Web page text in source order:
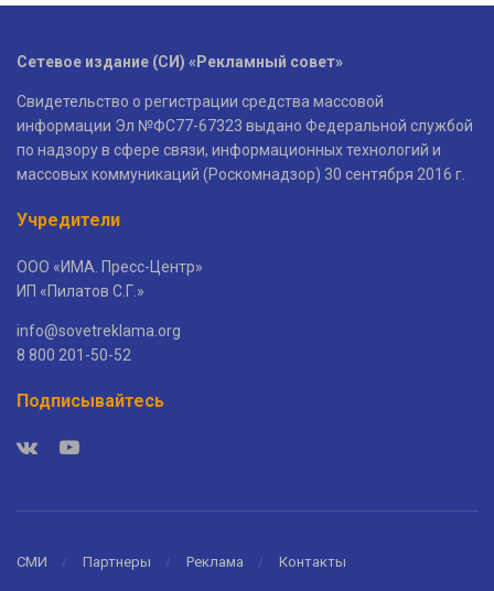
Сетевое издание (СИ) «Рекламный совет»
Свидетельство о регистрации средства массовой
информации Эл №ФС77-67323 выдано Федеральной службой
по надзору в сфере связи, информационных технологий и
массовых коммуникаций (Роскомнадзор) 30 сентября 2016 г.
Учредители
ООО «ИМА. Пресс-Центр»
ИП «Пилатов С.Г.»
info@sovetreklama.org
8 800 201-50-52
Подписывайтесь
СМИ Партнеры Реклама Контакты